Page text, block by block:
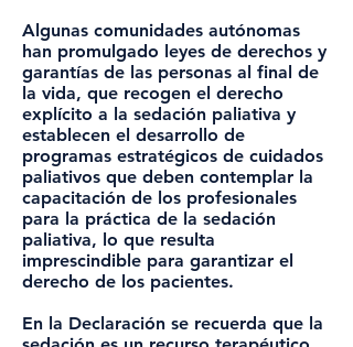
Algunas comunidades autónomas
han promulgado leyes de derechos y
garantías de las personas al final de
la vida, que recogen el derecho
explícito a la sedación paliativa y
establecen el desarrollo de
programas estratégicos de cuidados
paliativos que deben contemplar la
capacitación de los profesionales
para la práctica de la sedación
paliativa, lo que resulta
imprescindible para garantizar el
derecho de los pacientes.
En la Declaración se recuerda que la